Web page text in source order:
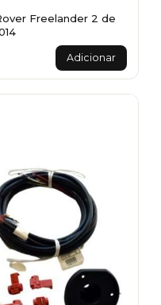
Freelander 2 de
Adicionar